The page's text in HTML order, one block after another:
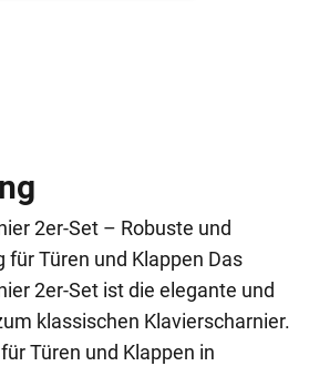
2er-Set – Robuste und
Türen und Klappen Das
2er-Set ist die elegante und
klassischen Klavierscharnier.
Türen und Klappen in